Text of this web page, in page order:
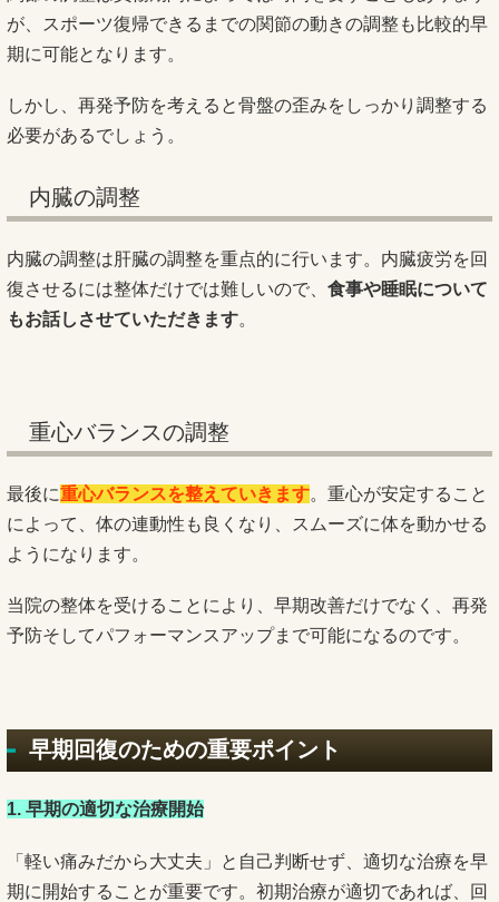
が、スポーツ復帰できるまでの関節の動きの調整も比較的早
期に可能となります。
しかし、再発予防を考えると骨盤の歪みをしっかり調整する
必要があるでしょう。
内臓の調整
内臓の調整は肝臓の調整を重点的に行います。内臓疲労を回
復させるには整体だけでは難しいので、 食事や睡眠について
もお話しさせていただきます。
重心バランスの調整
最後に重心バランスを整えていきます。重心が安定すること
によって、体の連動性も良くなり、スムーズに体を動かせる
ようになります。
当院の整体を受けることにより、早期改善だけでなく、再発
予防そしてパフォーマンスアップまで可能になるのです。
早期回復のための重要ポイント
1. 早期の適切な治療開始
「軽い痛みだから大丈夫」と自己判断せず、適切な治療を早
期に開始することが重要です。初期治療が適切であれば、回